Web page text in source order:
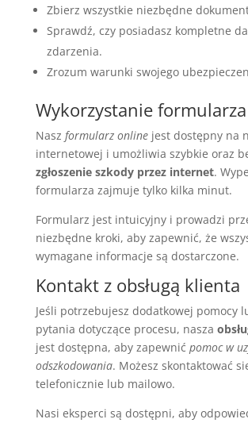
Zbierz wszystkie niezbędne
Sprawdź, czy posiadasz kompletne
zdarzenia.
Zrozum warunki swojego
Wykorzystanie
Nasz formularz onlinejest dostępny na
internetowej i umożliwia szybkie oraz
zgłoszenie szkody przez internet.
formularza zajmuje tylko kilka minut.
Formularz jest intuicyjny i prowadzi
niezbędne kroki, aby zapewnić, że
wymagane informacje są dostarczone.
Kontakt z obsługą klienta
Jeśli potrzebujesz dodatkowej pomocy
pytania dotyczące procesu, nasza
jest dostępna, aby zapewnić pomoc w
odszkodowania. Możesz skontaktować
telefonicznie lub mailowo.
Nasi eksperci są dostępni, aby